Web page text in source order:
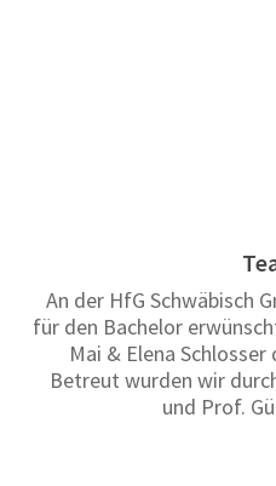
An der HfG Schwäbisch
für den Bachelor
Mai & Elena
Betreut wurden wir
und Prof.